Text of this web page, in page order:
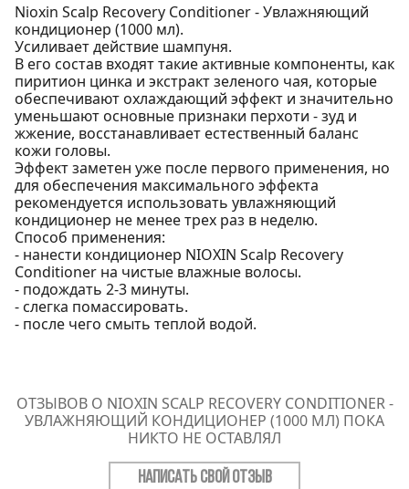
Nioxin Scalp Recovery Conditioner - Увлажняющий
кондиционер (1000 мл).
Усиливает действие шампуня.
В его состав входят такие активные компоненты, как
пиритион цинка и экстракт зеленого чая, которые
обеспечивают охлаждающий эффект и значительно
уменьшают основные признаки перхоти - зуд и
жжение, восстанавливает естественный баланс
кожи головы.
Эффект заметен уже после первого применения, но
для обеспечения максимального эффекта
рекомендуется использовать увлажняющий
кондиционер не менее трех раз в неделю.
Способ применения:
- нанести кондиционер NIOXIN Scalp Recovery
Conditioner на чистые влажные волосы.
- подождать 2-3 минуты.
- слегка помассировать.
- после чего смыть теплой водой.
ОТЗЫВОВ О NIOXIN SCALP RECOVERY CONDITIONER -
УВЛАЖНЯЮЩИЙ КОНДИЦИОНЕР (1000 МЛ) ПОКА
НИКТО НЕ ОСТАВЛЯЛ
НАПИСАТЬ СВОЙ ОТЗЫВ